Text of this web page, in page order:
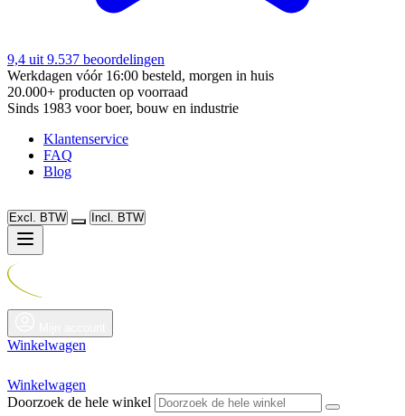
9,4 uit 9.537 beoordelingen
Werkdagen vóór 16:00 besteld, morgen in huis
20.000+ producten op voorraad
Sinds 1983 voor boer, bouw en industrie
Klantenservice
FAQ
Blog
Excl. BTW Incl. BTW
Winkelwagen
Winkelwagen
Doorzoek de hele winkel